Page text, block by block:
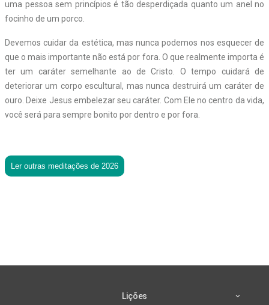
uma pessoa sem princípios é tão desperdiçada quanto um anel no
focinho de um porco.
Devemos cuidar da estética, mas nunca podemos nos esquecer de
que o mais importante não está por fora. O que realmente importa é
ter um caráter semelhante ao de Cristo. O tempo cuidará de
deteriorar um corpo escultural, mas nunca destruirá um caráter de
ouro. Deixe Jesus embelezar seu caráter. Com Ele no centro da vida,
você será para sempre bonito por dentro e por fora.
Ler outras meditações de 2026
Lições